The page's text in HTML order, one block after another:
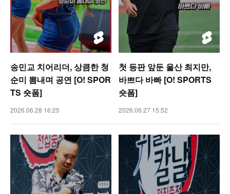
송민교 치어리더, 상큼한 청
순미 뽐내며 공연 [O! SPOR
TS 숏폼]
2026.06.28 16:25
첫 등판 앞둔 울산 최지만,
바쁘다 바빠 [O! SPORTS
숏폼]
2026.06.27 15:52